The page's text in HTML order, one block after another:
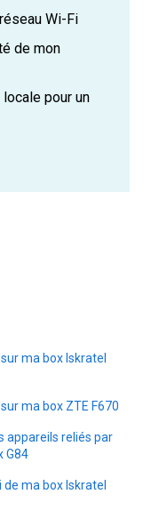
Wi-Fi
de mon
pour un
ma box Iskratel
ma box ZTE F670
appareils reliés par
G84
ma box Iskratel